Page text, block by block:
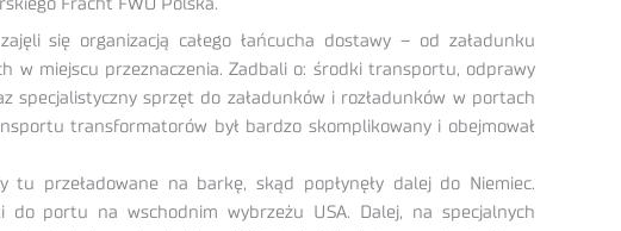
Fracht FWO Polska.
się organizacją całego łańcucha dostawy – od załadunku
w miejscu przeznaczenia. Zadbali o: środki transportu, odprawy
specjalistyczny sprzęt do załadunków i rozładunków w portach
transformatorów był bardzo skomplikowany i obejmował
tu przeładowane na barkę, skąd popłynęły dalej do Niemiec.
portu na wschodnim wybrzeżu USA. Dalej, na specjalnych